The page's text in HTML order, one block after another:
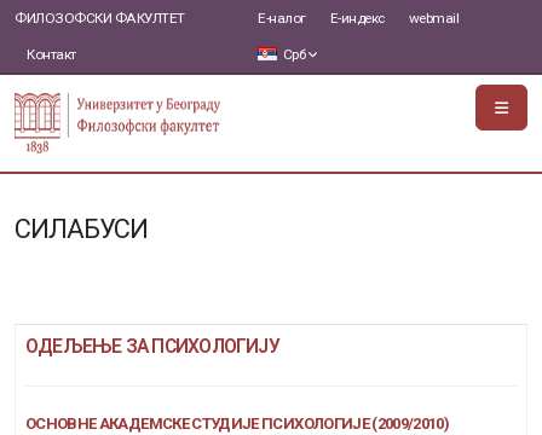
ФИЛОЗОФСКИ ФАКУЛТЕТ
Контакт
Е-налог Е-индекс webmail
Срб
СИЛАБУСИ
ОДЕЉЕЊЕ ЗА ПСИХОЛОГИЈУ
ОСНОВНЕ АКАДЕМСКЕ СТУДИЈЕ ПСИХОЛОГИЈЕ (2009/2010)